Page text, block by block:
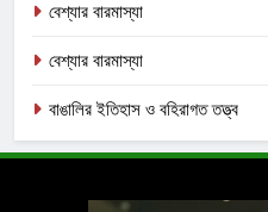
বেশ্যার বারমাস্যা
বেশ্যার বারমাস্যা
বাঙালির ইতিহাস ও বহিরাগত তত্ত্ব